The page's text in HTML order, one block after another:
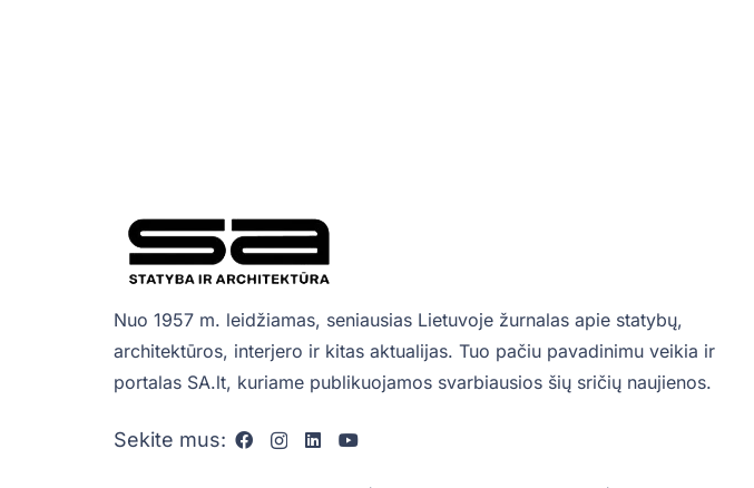
Nuo 1957 m. leidžiamas, seniausias Lietuvoje žurnalas apie statybų,
architektūros, interjero ir kitas aktualijas. Tuo pačiu pavadinimu veikia ir
portalas SA.lt, kuriame publikuojamos svarbiausios šių sričių naujienos.
Sekite mus: